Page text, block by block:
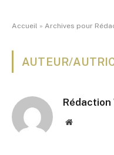
Accueil » Archives pour
AUTEUR/
Rédaction
Website